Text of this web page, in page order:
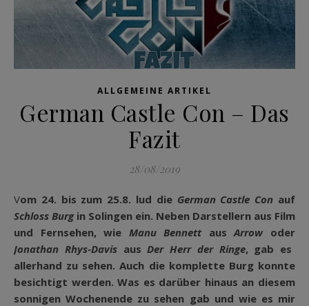
ALLGEMEINE ARTIKEL
German Castle Con – Das
Fazit
28/08/2019
Vom 24. bis zum 25.8. lud die German Castle Con auf
Schloss Burgin Solingen ein. Neben Darstellern aus Film
und Fernsehen, wie Manu BennettausArrow oder
Jonathan Rhys-DavisausDer Herr der Ringe, gab es
allerhand zu sehen. Auch die komplette Burg konnte
besichtigt werden. Was es darüber hinaus an diesem
sonnigen Wochenende zu sehen gab und wie es mir